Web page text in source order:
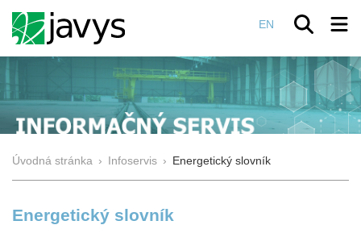
EN
Úvodná stránka › Infoservis › Energetický slovník
Energetický slovník